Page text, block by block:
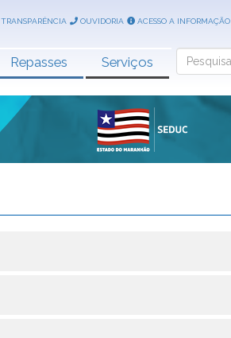
TRANSPARÊNCIA OUVIDORIA ACESSO A INFORMAÇÃO
Repasses Serviços Search